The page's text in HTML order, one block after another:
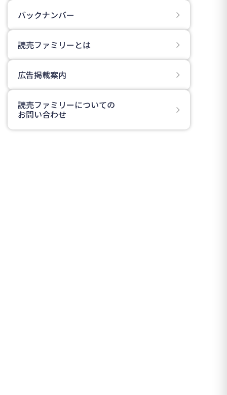
バックナンバー
読売ファミリーとは
広告掲載案内
読売ファミリーについての
お問い合わせ